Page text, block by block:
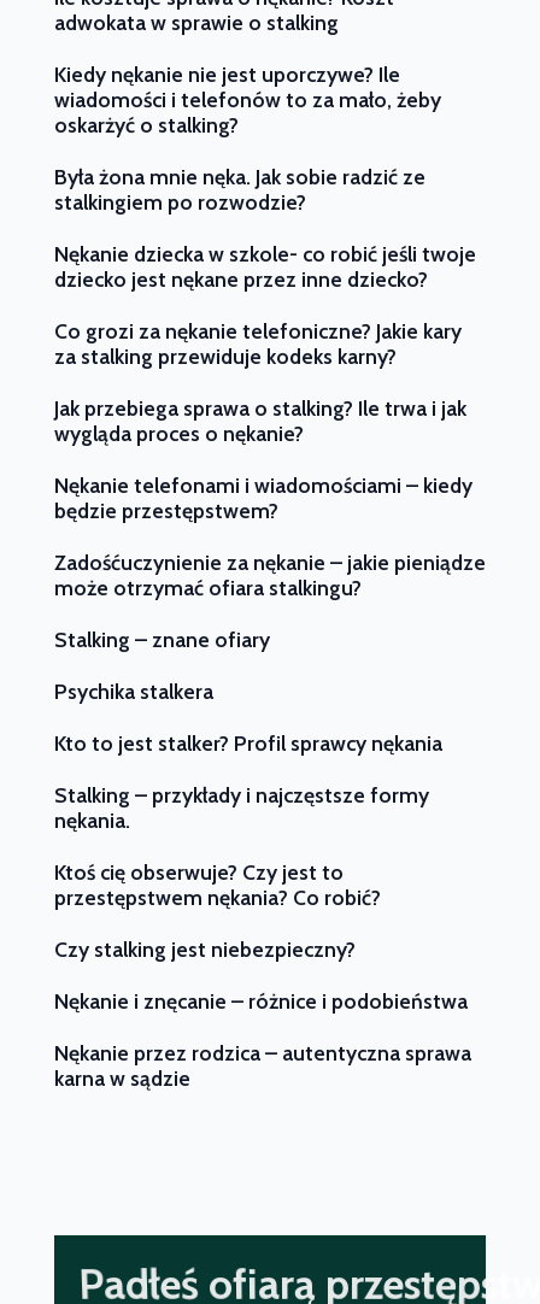
adwokata w sprawie o stalking
Kiedy nękanie nie jest uporczywe? Ile
wiadomości i telefonów to za mało, żeby
oskarżyć o stalking?
Była żona mnie nęka. Jak sobie radzić ze
stalkingiem po rozwodzie?
Nękanie dziecka w szkole- co robić jeśli twoje
dziecko jest nękane przez inne dziecko?
Co grozi za nękanie telefoniczne? Jakie kary
za stalking przewiduje kodeks karny?
Jak przebiega sprawa o stalking? Ile trwa i jak
wygląda proces o nękanie?
Nękanie telefonami i wiadomościami – kiedy
będzie przestępstwem?
Zadośćuczynienie za nękanie – jakie pieniądze
może otrzymać ofiara stalkingu?
Stalking – znane ofiary
Psychika stalkera
Kto to jest stalker? Profil sprawcy nękania
Stalking – przykłady i najczęstsze formy
nękania.
Ktoś cię obserwuje? Czy jest to
przestępstwem nękania? Co robić?
Czy stalking jest niebezpieczny?
Nękanie i znęcanie – różnice i podobieństwa
Nękanie przez rodzica – autentyczna sprawa
karna w sądzie
Jesteś nękany?